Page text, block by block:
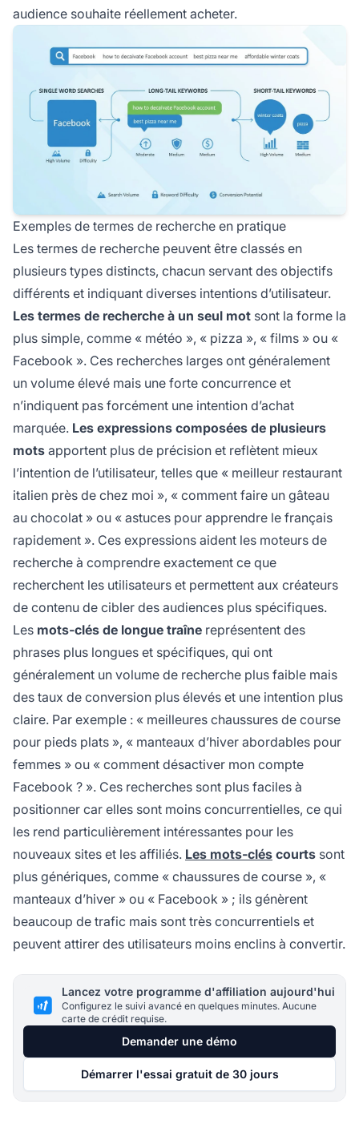
audience souhaite réellement acheter.
Exemples de termes de recherche en pratique
Les termes de recherche peuvent être classés en
plusieurs types distincts, chacun servant des objectifs
différents et indiquant diverses intentions d’utilisateur.
Les termes de recherche à un seul mot sont la forme la
plus simple, comme « météo », « pizza », « films » ou «
Facebook ». Ces recherches larges ont généralement
un volume élevé mais une forte concurrence et
n’indiquent pas forcément une intention d’achat
marquée. Les expressions composées de plusieurs
mots apportent plus de précision et reflètent mieux
l’intention de l’utilisateur, telles que « meilleur restaurant
italien près de chez moi », « comment faire un gâteau
au chocolat » ou « astuces pour apprendre le français
rapidement ». Ces expressions aident les moteurs de
recherche à comprendre exactement ce que
recherchent les utilisateurs et permettent aux créateurs
de contenu de cibler des audiences plus spécifiques.
Les mots-clés de longue traîne représentent des
phrases plus longues et spécifiques, qui ont
généralement un volume de recherche plus faible mais
des taux de conversion plus élevés et une intention plus
claire. Par exemple : « meilleures chaussures de course
pour pieds plats », « manteaux d’hiver abordables pour
femmes » ou « comment désactiver mon compte
Facebook ? ». Ces recherches sont plus faciles à
positionner car elles sont moins concurrentielles, ce qui
les rend particulièrement intéressantes pour les
nouveaux sites et les affiliés. Les mots-clés courts sont
plus génériques, comme « chaussures de course », «
manteaux d’hiver » ou « Facebook » ; ils génèrent
beaucoup de trafic mais sont très concurrentiels et
peuvent attirer des utilisateurs moins enclins à convertir.
Lancez votre programme d'affiliation aujourd'hui
Configurez le suivi avancé en quelques minutes. Aucune
carte de crédit requise.
Demander une démo
Démarrer l'essai gratuit de 30 jours